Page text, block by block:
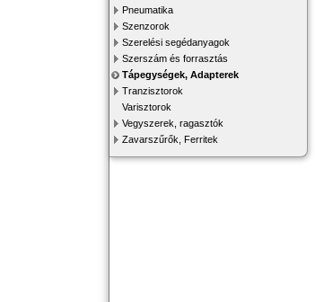
Pneumatika
Szenzorok
Szerelési segédanyagok
Szerszám és forrasztás
Tápegységek, Adapterek
Tranzisztorok
Varisztorok
Vegyszerek, ragasztók
Zavarszűrők, Ferritek